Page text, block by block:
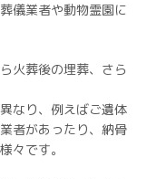
儀業者や動物霊園に
火葬後の埋葬、さら
なり、例えばご遺体
者があったり、納骨
々です。